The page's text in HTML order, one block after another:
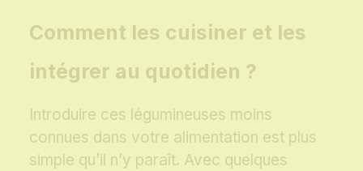
Comment les cuisiner et les
intégrer au quotidien ?
Introduire ces légumineuses moins
connues dans votre alimentation est plus
simple qu’il n’y paraît. Avec quelques